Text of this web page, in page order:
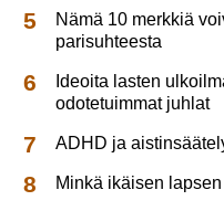
Nämä 10 merkkiä
parisuhteesta
Ideoita lasten
odotetuimmat juhlat
ADHD ja
Minkä ikäisen